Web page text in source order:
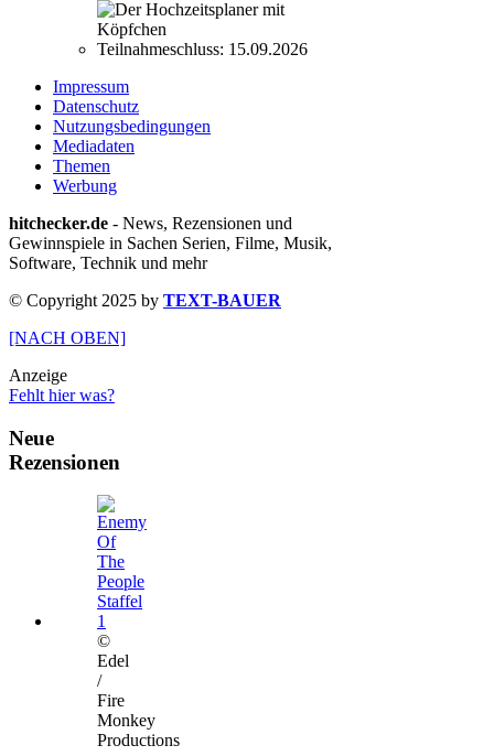
Teilnahmeschluss: 15.09.2026
Impressum
Datenschutz
Nutzungsbedingungen
Mediadaten
Themen
Werbung
hitchecker.de - News, Rezensionen und
Gewinnspiele in Sachen Serien, Filme, Musik,
Software, Technik und mehr
© Copyright 2025 by TEXT-BAUER
[NACH OBEN]
Anzeige
Fehlt hier was?
Neue
Rezensionen
©
Edel
/
Fire
Monkey
Productions